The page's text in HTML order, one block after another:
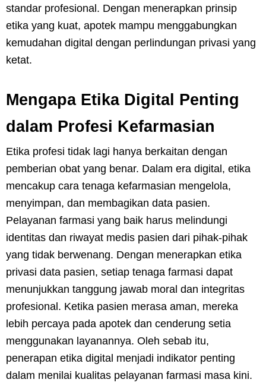
standar profesional. Dengan menerapkan prinsip
etika yang kuat, apotek mampu menggabungkan
kemudahan digital dengan perlindungan privasi yang
ketat.
Mengapa Etika Digital Penting
dalam Profesi Kefarmasian
Etika profesi tidak lagi hanya berkaitan dengan
pemberian obat yang benar. Dalam era digital, etika
mencakup cara tenaga kefarmasian mengelola,
menyimpan, dan membagikan data pasien.
Pelayanan farmasi yang baik harus melindungi
identitas dan riwayat medis pasien dari pihak-pihak
yang tidak berwenang. Dengan menerapkan etika
privasi data pasien, setiap tenaga farmasi dapat
menunjukkan tanggung jawab moral dan integritas
profesional. Ketika pasien merasa aman, mereka
lebih percaya pada apotek dan cenderung setia
menggunakan layanannya. Oleh sebab itu,
penerapan etika digital menjadi indikator penting
dalam menilai kualitas pelayanan farmasi masa kini.